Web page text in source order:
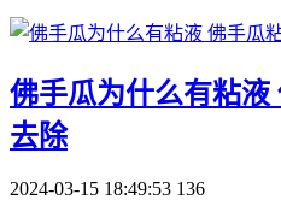
佛手瓜为什么有粘液
去除
2024-03-15 18:49:53 136